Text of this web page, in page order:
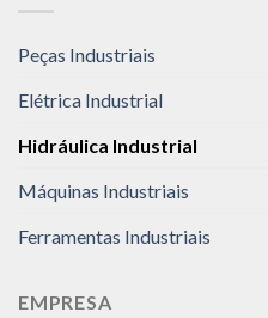
Peças Industriais
Elétrica Industrial
Hidráulica Industrial
Máquinas Industriais
Ferramentas Industriais
EMPRESA